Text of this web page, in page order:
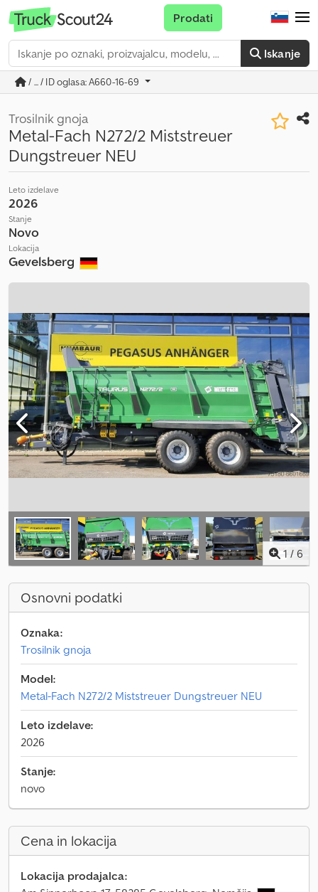
Iskanje
Prodati
/ ... / ID oglasa: A660-16-69
Trosilnik gnoja
Metal-Fach N272/2 Miststreuer
Dungstreuer NEU
Leto izdelave
2026
Stanje
Novo
Lokacija
Gevelsberg
1 / 6
Osnovni podatki
Oznaka:
Trosilnik gnoja
Model:
Metal-Fach N272/2 Miststreuer Dungstreuer NEU
Leto izdelave:
2026
Stanje:
novo
Cena in lokacija
Lokacija prodajalca: